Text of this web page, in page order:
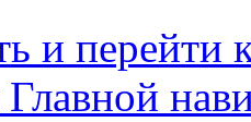
и перейти